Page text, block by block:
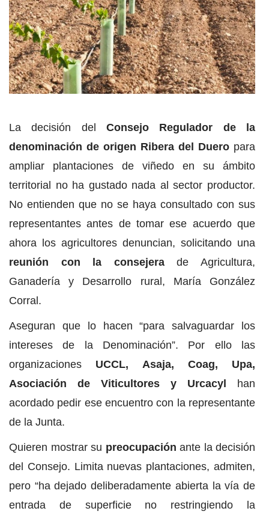
La decisión del Consejo Regulador de la
denominación de origen Ribera del Duero para
ampliar plantaciones de viñedo en su ámbito
territorial no ha gustado nada al sector productor.
No entienden que no se haya consultado con sus
representantes antes de tomar ese acuerdo que
ahora los agricultores denuncian, solicitando una
reunión con la consejerade Agricultura,
Ganadería y Desarrollo rural, María González
Corral.
Aseguran que lo hacen “para salvaguardar los
intereses de la Denominación”. Por ello las
organizaciones UCCL, Asaja, Coag, Upa,
Asociación de Viticultores y Urcacyl han
acordado pedir ese encuentro con la representante
de la Junta.
Quieren mostrar su preocupación ante la decisión
del Consejo. Limita nuevas plantaciones, admiten,
pero “ha dejado deliberadamente abierta la vía de
entrada de superficie no restringiendo la